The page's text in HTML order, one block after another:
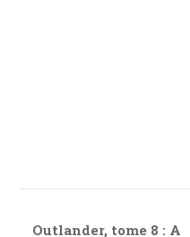
Outlander, tome 8 : A